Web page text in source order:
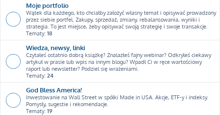
Moje portfolio
Wątek dla każdego, kto chciałby założyć własny temat i opisywać prowadzony
przez siebie portfel. Zakupy, sprzedaż, zmiany, rebalansowania, wyniki i
strategia. To jest miejsce, żeby opisywać swoją strategię i swoje transakcje.
Tematy: 18
Wiedza, newsy, linki
Czytałeś ostatnio dobrą książkę? Znalazłeś fajny webinar? Odkryłeś ciekawy
artykuł w prasie lub wpis na innym blogu? Wpadł Ci w ręce wartościowy
raport lub newsletter? Podziel się wrażeniami.
Tematy: 24
God Bless America!
Inwestowanie na Wall Street w spółki Made in USA. Akcje, ETF-y i indeksy.
Pomysły, sugestie i rekomendacje.
Tematy: 19